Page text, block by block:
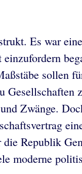
Es war
sollen
Zwänge.
die Republik
moderne